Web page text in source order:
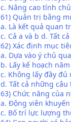
c. Nâng cao tính
61) Quản trị bằng
a. Là kết quả quan
c. Cả a và b d. Tất
62) Xác định mục
a. Dựa vào ý chủ
b. Lấy kế hoạch
c. Không lấy đầy
d. Tất cả những câu
63) Chức năng của
a. Động viên
c. Bố trí lực lượng